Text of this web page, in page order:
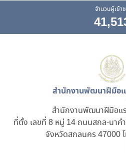
จำนวนผู้เข้า
สำนักงานพัฒนาฝีมือ
สำนักงานพัฒนาฝีมือแ
ที่ตั้ง เลขที่ 8 หมู่ 14 ถนนสกล-นาค
จังหวัดสกลนคร 47000